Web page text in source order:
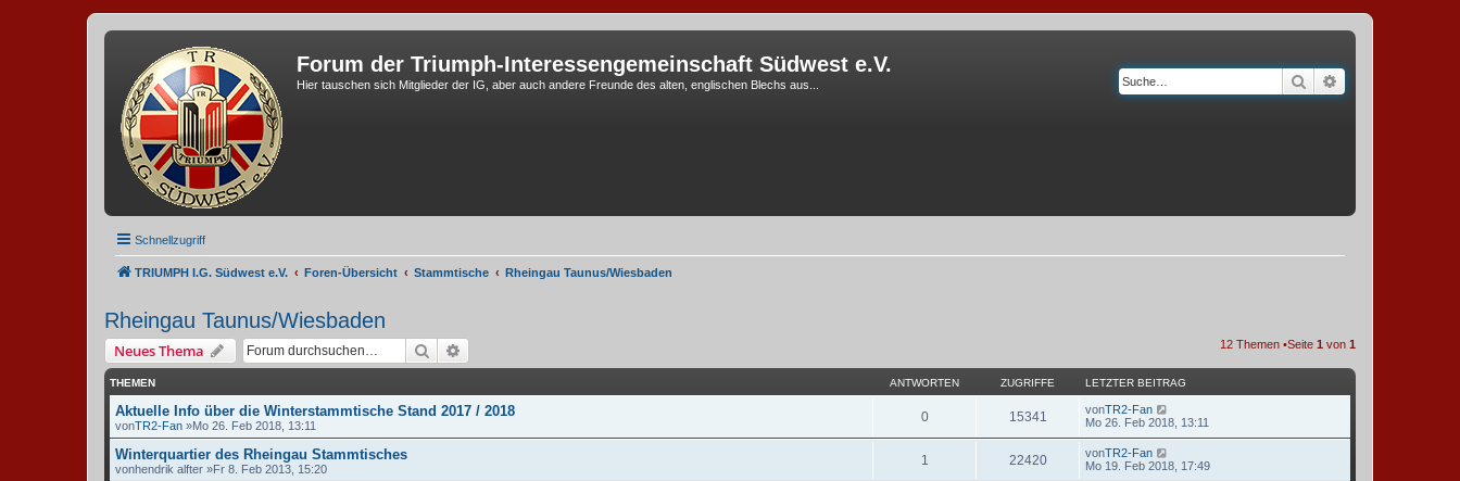
Forum der Triumph-Interessengemeinschaft Südwest e.V.
Hier tauschen sich Mitglieder der IG, aber auch andere Freunde des alten, englischen Blechs aus... Suche
Schnellzugriff
TRIUMPH I.G. Südwest e.V. Foren-Übersicht Stammtische Rheingau Taunus/Wiesbaden
Rheingau Taunus/Wiesbaden
Neues Thema Suche 12 Themen •Seite 1 von 1
THEMEN ANTWORTEN ZUGRIFFE LETZTER BEITRAG
Aktuelle Info über die Winterstammtische Stand 2017 / 2018
vonTR2-Fan »Mo 26. Feb 2018, 13:11
0 15341 vonTR2-Fan
Mo 26. Feb 2018, 13:11
Winterquartier des Rheingau Stammtisches
vonhendrik alfter »Fr 8. Feb 2013, 15:20
1 22420 vonTR2-Fan
Mo 19. Feb 2018, 17:49